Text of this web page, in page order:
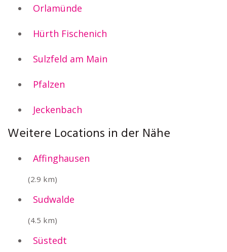
Orlamünde
Hürth Fischenich
Sulzfeld am Main
Pfalzen
Jeckenbach
Weitere Locations in der Nähe
Affinghausen
(2.9 km)
Sudwalde
(4.5 km)
Süstedt